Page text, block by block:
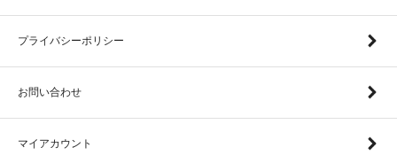
プライバシーポリシー
お問い合わせ
マイアカウント